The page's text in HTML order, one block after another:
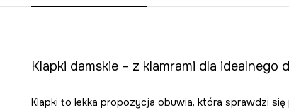
Klapki damskie – z klamrami dla idealnego
Klapki to lekka propozycja obuwia, która sprawdzi